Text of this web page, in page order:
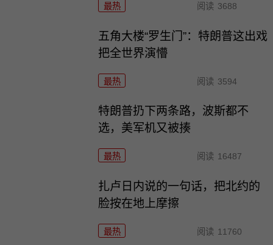
最热 阅读 3688
五角大楼“罗生门”：特朗普这出戏
把全世界演懵
最热 阅读 3594
特朗普扔下两条路，波斯都不
选，美军机又被揍
最热 阅读 16487
扎卢日内说的一句话，把北约的
脸按在地上摩擦
最热 阅读 11760